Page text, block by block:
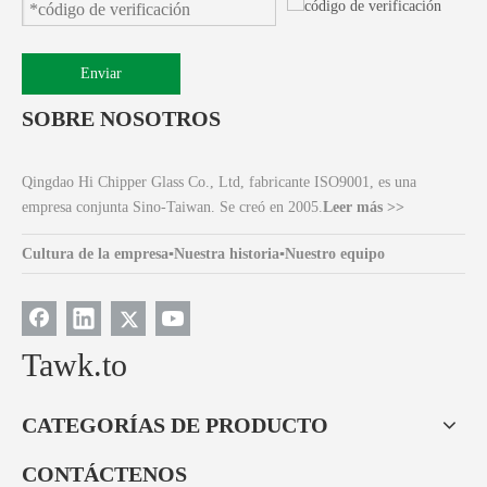
Enviar
SOBRE NOSOTROS
Qingdao Hi Chipper Glass Co., Ltd, fabricante ISO9001, es una
empresa conjunta Sino-Taiwan. Se creó en 2005. Leer más >>
Cultura de la empresa▪Nuestra historia▪Nuestro equipo
Tawk.to
CATEGORÍAS DE PRODUCTO
CONTÁCTENOS